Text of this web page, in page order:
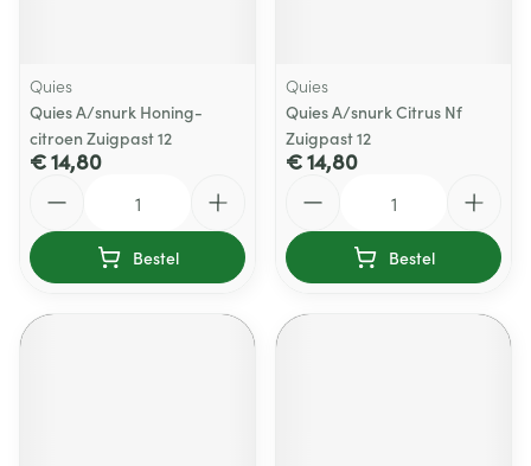
Quies
Quies A/snurk Honing-
citroen Zuigpast 12
€ 14,80
Bestel
Quies
Quies A/snurk Citrus Nf
Zuigpast 12
€ 14,80
Bestel